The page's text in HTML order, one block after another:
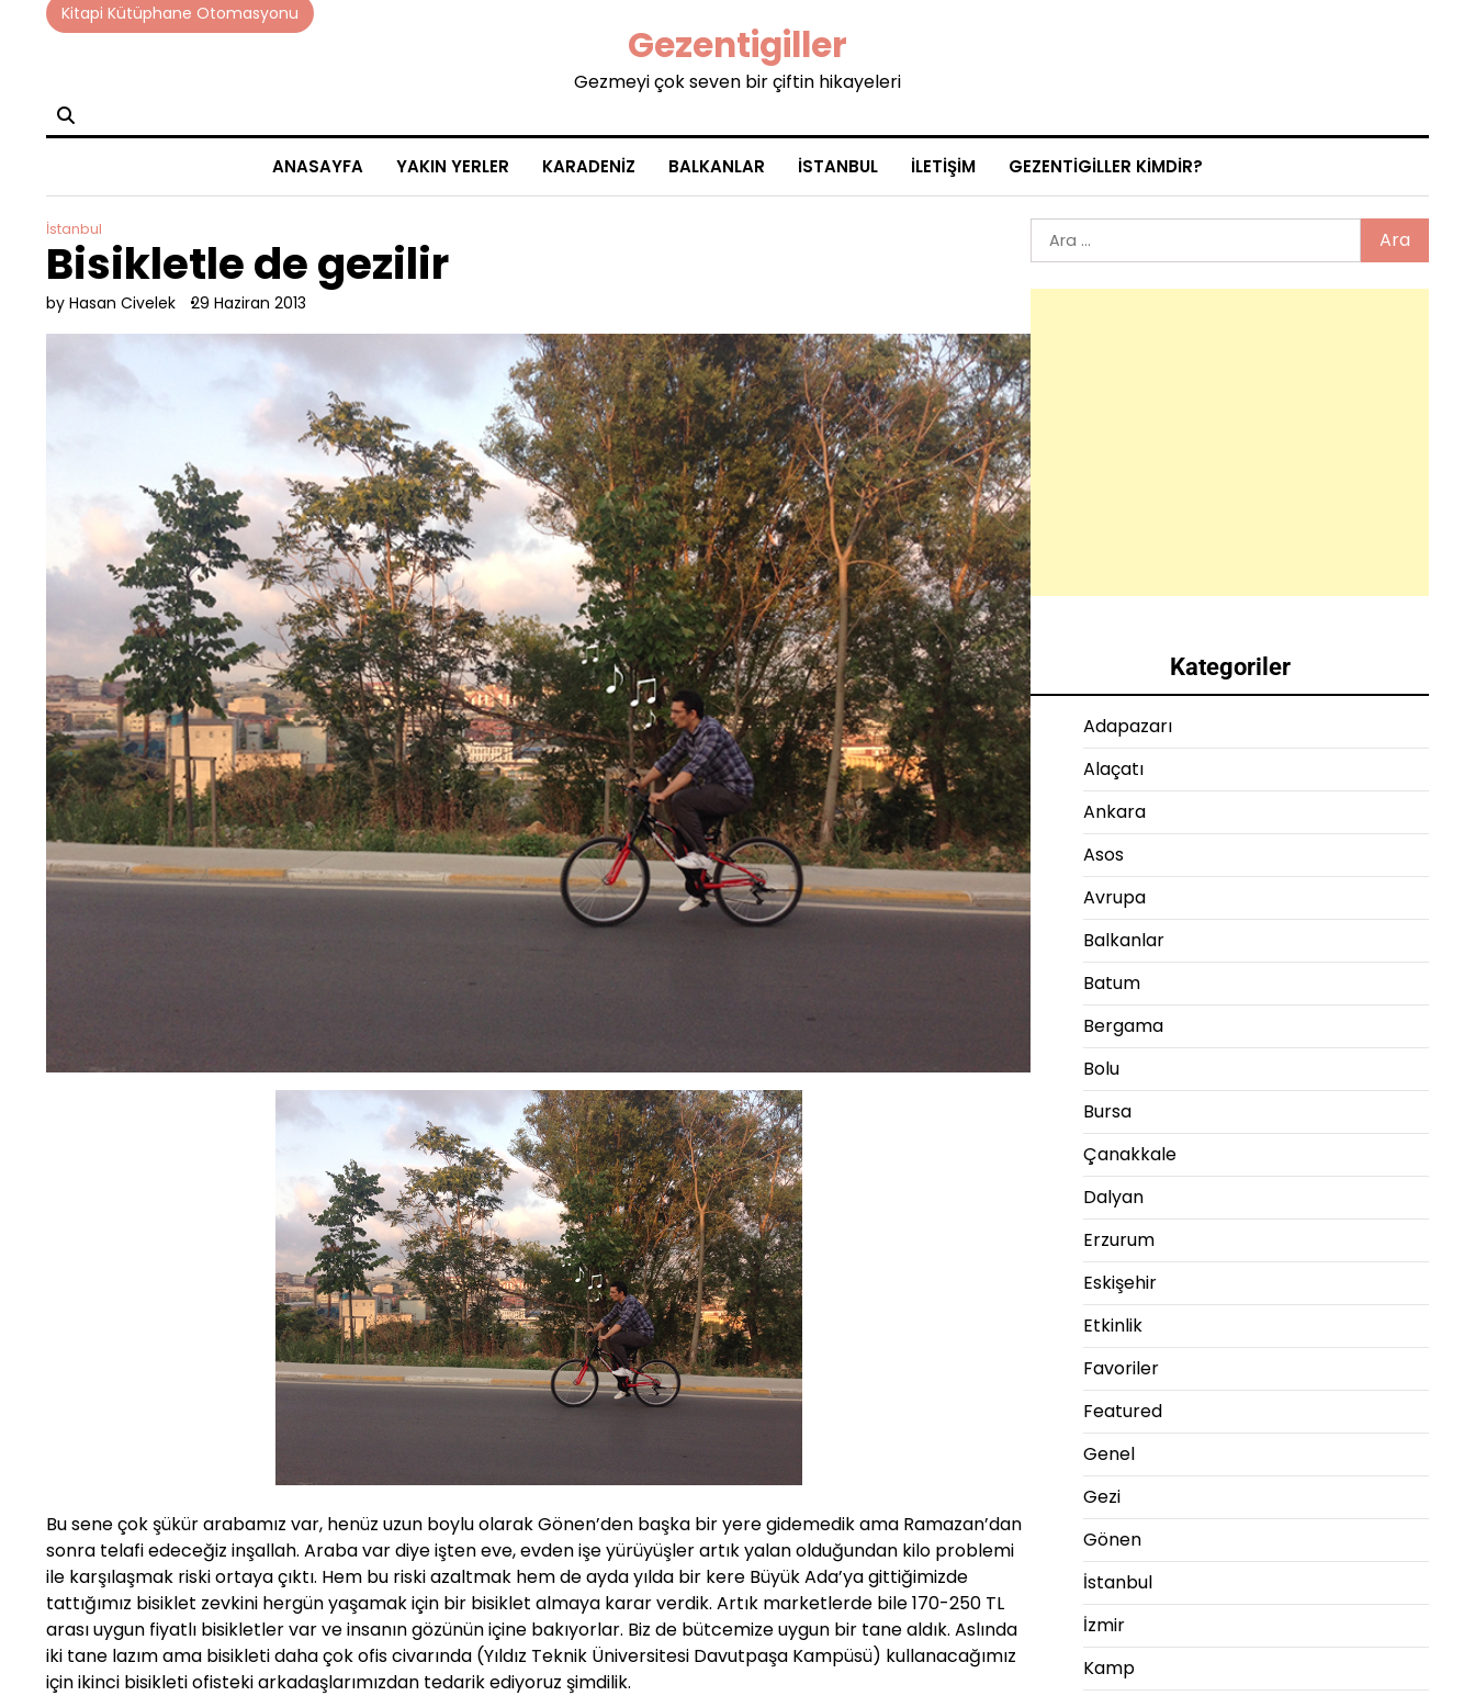
Kitapi Kütüphane Otomasyonu
Gezentigiller
Gezmeyi çok seven bir çiftin hikayeleri
ANASAYFA YAKIN YERLER KARADENIZ BALKANLAR İSTANBUL İLETIŞIM GEZENTIGILLER KIMDIR?
İstanbul
Bisikletle de gezilir
by Hasan Civelek 29 Haziran 2013
Bu sene çok şükür arabamız var, henüz uzun boylu olarak Gönen’den başka bir yere gidemedik ama Ramazan’dan
sonra telafi edeceğiz inşallah. Araba var diye işten eve, evden işe yürüyüşler artık yalan olduğundan kilo problemi
ile karşılaşmak riski ortaya çıktı. Hem bu riski azaltmak hem de ayda yılda bir kere Büyük Ada’ya gittiğimizde
tattığımız bisiklet zevkini hergün yaşamak için bir bisiklet almaya karar verdik. Artık marketlerde bile 170-250 TL
arası uygun fiyatlı bisikletler var ve insanın gözünün içine bakıyorlar. Biz de bütcemize uygun bir tane aldık. Aslında
iki tane lazım ama bisikleti daha çok ofis civarında (Yıldız Teknik Üniversitesi Davutpaşa Kampüsü) kullanacağımız
için ikinci bisikleti ofisteki arkadaşlarımızdan tedarik ediyoruz şimdilik.
Arama:
Kategoriler
Adapazarı
Alaçatı
Ankara
Asos
Avrupa
Balkanlar
Batum
Bergama
Bolu
Bursa
Çanakkale
Dalyan
Erzurum
Eskişehir
Etkinlik
Favoriler
Featured
Genel
Gezi
Gönen
İstanbul
İzmir
Kamp